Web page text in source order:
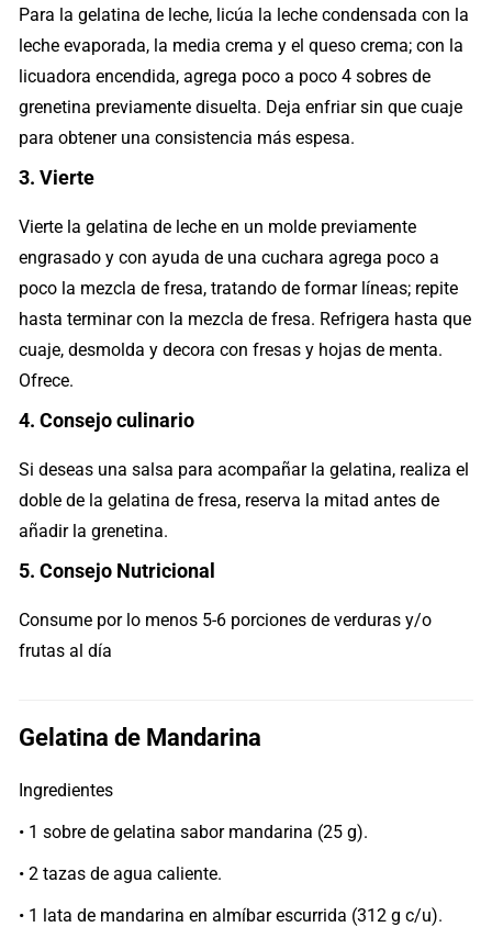
Para la gelatina de leche, licúa la leche condensada con la
leche evaporada, la media crema y el queso crema; con la
licuadora encendida, agrega poco a poco 4 sobres de
grenetina previamente disuelta. Deja enfriar sin que cuaje
para obtener una consistencia más espesa.
3. Vierte
Vierte la gelatina de leche en un molde previamente
engrasado y con ayuda de una cuchara agrega poco a
poco la mezcla de fresa, tratando de formar líneas; repite
hasta terminar con la mezcla de fresa. Refrigera hasta que
cuaje, desmolda y decora con fresas y hojas de menta.
Ofrece.
4. Consejo culinario
Si deseas una salsa para acompañar la gelatina, realiza el
doble de la gelatina de fresa, reserva la mitad antes de
añadir la grenetina.
5. Consejo Nutricional
Consume por lo menos 5-6 porciones de verduras y/o
frutas al día
Gelatina de Mandarina
Ingredientes
• 1 sobre de gelatina sabor mandarina (25 g).
• 2 tazas de agua caliente.
• 1 lata de mandarina en almíbar escurrida (312 g c/u).